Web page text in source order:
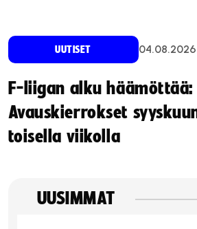
UUTISET 04.08.2026
F-liigan alku häämöttää:
Avauskierrokset
toisella viikolla
UUSIMMAT